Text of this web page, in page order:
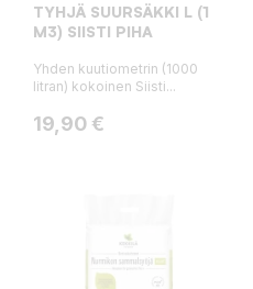
TYHJÄ SUURSÄKKI L (1
M3) SIISTI PIHA
Yhden kuutiometrin (1000
litran) kokoinen Siisti...
Hinta
19,90 €